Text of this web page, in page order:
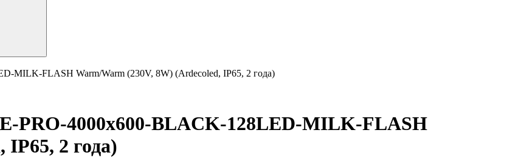
MILK-FLASH Warm/Warm (230V, 8W) (Ardecoled, IP65, 2 года)
PRO-4000x600-BLACK-128LED-MILK-FLASH
2 года)